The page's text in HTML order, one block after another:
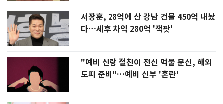
서장훈, 28억에 산 강남 건물 450억 내놨
다…세후 차익 280억 '잭팟'
"예비 신랑 절친이 전신 먹물 문신, 해외
도피 준비"…예비 신부 '혼란'